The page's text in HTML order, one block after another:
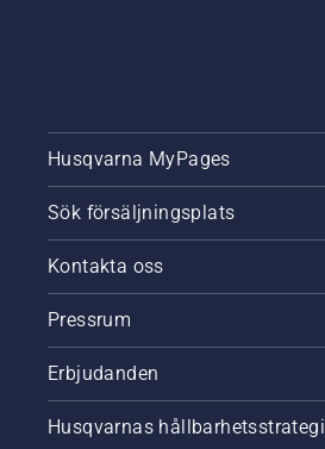
Husqvarna MyPages
Sök försäljningsplats
Kontakta oss
Pressrum
Erbjudanden
Husqvarnas hållbarhetsstrategi